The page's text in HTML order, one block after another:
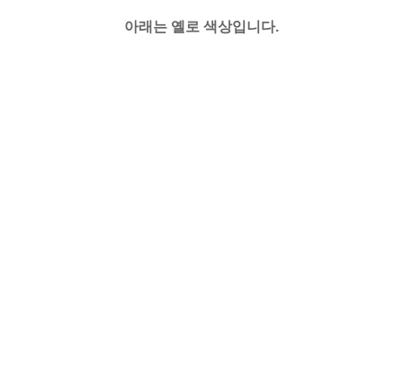
아래는 옐로 색상입니다.